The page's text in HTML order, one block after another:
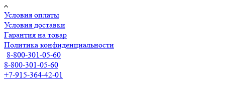
Условия оплаты
Условия доставки
Гарантия на товар
Политика конфиденциальности
8-800-301-05-60
8-800-301-05-60
+7-915-364-42-01